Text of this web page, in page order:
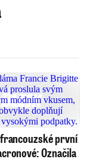
první
Označila